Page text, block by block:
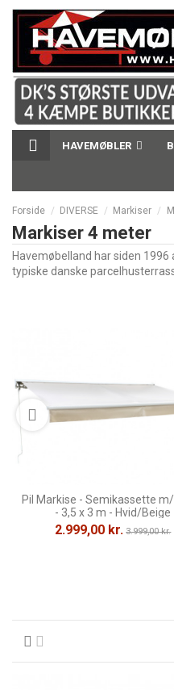
HAVEMØBLER
Forside DIVERSE Markiser
Markiser 4 meter
Havemøbelland har siden
typiske danske
Pil Markise - Semikassette
- 3,5 x 3 m - Hvid/Beige
2.999,00 kr. 3.999,00 kr.